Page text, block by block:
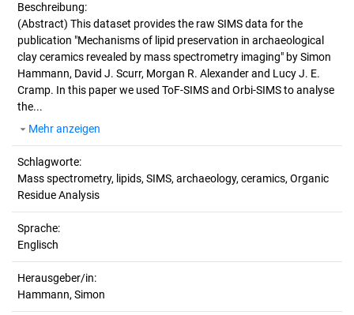
Beschreibung:
(Abstract) This dataset provides the raw SIMS data for the
publication "Mechanisms of lipid preservation in archaeological
clay ceramics revealed by mass spectrometry imaging" by Simon
Hammann, David J. Scurr, Morgan R. Alexander and Lucy J. E.
Cramp. In this paper we used ToF-SIMS and Orbi-SIMS to analyse
the...
Mehr anzeigen
Schlagworte:
Mass spectrometry, lipids, SIMS, archaeology, ceramics, Organic
Residue Analysis
Sprache:
Englisch
Herausgeber/in:
Hammann, Simon